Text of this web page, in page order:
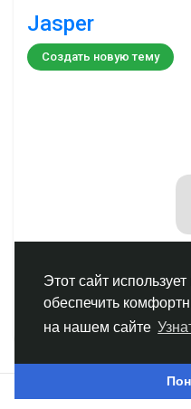
Этот сайт использует
обеспечить
на нашем сайте
Смотреть Группы
Смотреть Страницы
Найти сообщения
Jasper
Создать новую тему